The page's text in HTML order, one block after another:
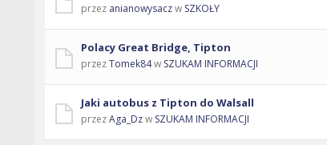
przez anianowysaczw SZKOŁY
Polacy Great Bridge, Tipton
przezTomek84w SZUKAM INFORMACJI
Jaki autobus z Tipton do Walsall
przezAga_Dzw SZUKAM INFORMACJI